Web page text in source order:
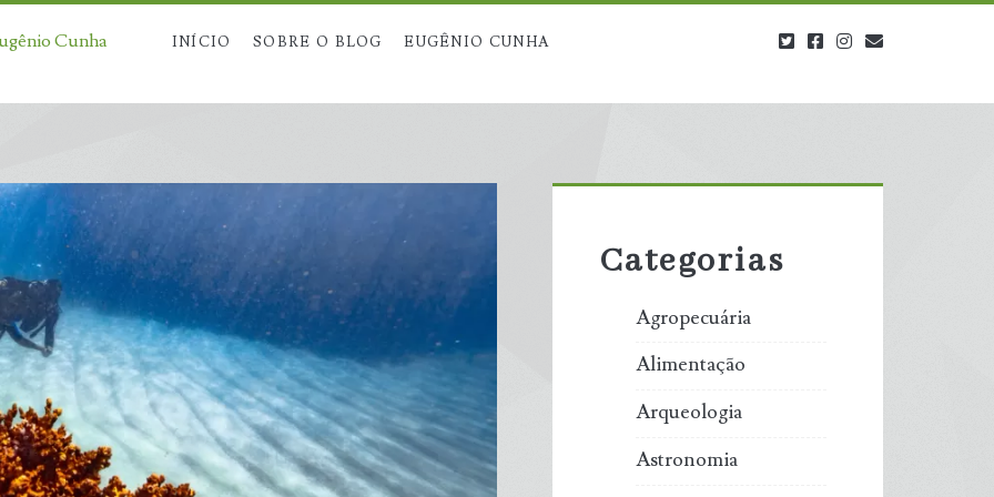
Cunha INÍCIO SOBRE O BLOG EUGÊNIO CUNHA twitterfacebookinstagram
Sidebar
Categorias
Agropecuária
Alimentação
Arqueologia
Astronomia